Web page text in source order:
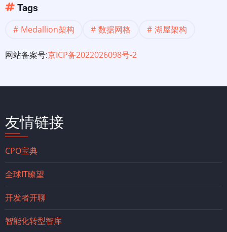
Tags
Medallion架构 数据网格 湖屋架构
网站备案号:京ICP备2022026098号-2
友情链接
CPO宝典
全球IT瞭望
开发者开聊
智能化转型智库